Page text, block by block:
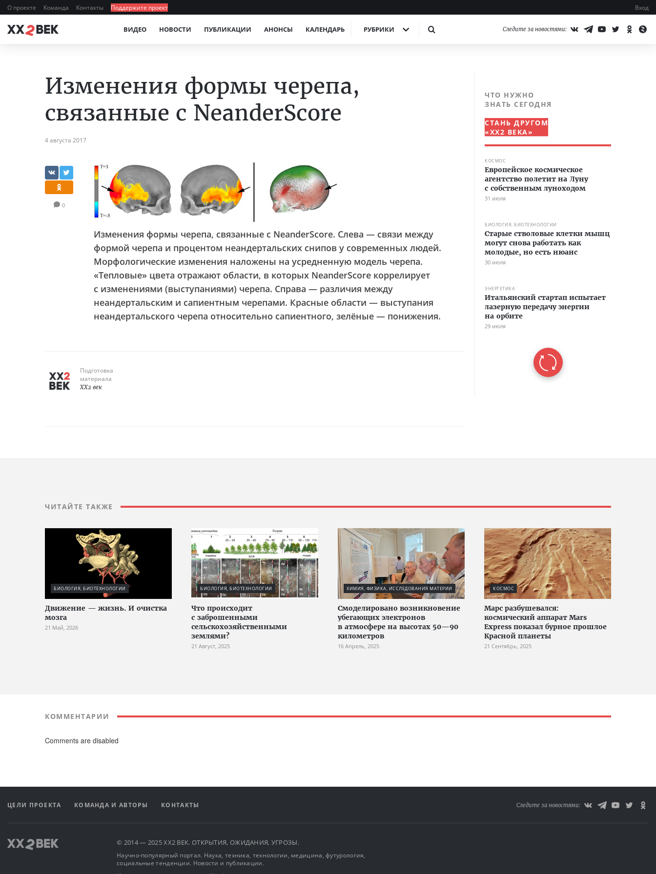
О проекте Команда Контакты Поддержите проект Вход
ВИДЕО НОВОСТИ ПУБЛИКАЦИИ АНОНСЫ КАЛЕНДАРЬ РУБРИКИ Следите за новостями:
Изменения формы черепа,
связанные с NeanderScore
4 августа 2017
0
Изменения формы черепа, связанные с NeanderScore. Слева — связи между
формой черепа и процентом неандертальских снипов у современных людей.
Морфологические изменения наложены на усредненную модель черепа.
«Тепловые» цвета отражают области, в которых NeanderScore коррелирует
с изменениями (выступаниями) черепа. Справа — различия между
неандертальским и сапиентным черепами. Красные области — выступания
неандертальского черепа относительно сапиентного, зелёные — понижения.
Подготовка
материала
XX2 век
ЧТО НУЖНО
ЗНАТЬ СЕГОДНЯ
СТАНЬ ДРУГОМ
«XX2 ВЕКА»
КОСМОС
Европейское космическое
агентство полетит на Луну
с собственным луноходом
31 июля
БИОЛОГИЯ, БИОТЕХНОЛОГИИ
Старые стволовые клетки мышц
могут снова работать как
молодые, но есть нюанс
30 июля
ЭНЕРГЕТИКА
Итальянский стартап испытает
лазерную передачу энергии
на орбите
29 июля
ЧИТАЙТЕ ТАКЖЕ
БИОЛОГИЯ, БИОТЕХНОЛОГИИ
Движение — жизнь. И очистка
мозга
21 Май, 2026
БИОЛОГИЯ, БИОТЕХНОЛОГИИ
Что происходит
с заброшенными
сельскохозяйственными
землями?
21 Август, 2025
ХИМИЯ, ФИЗИКА, ИССЛЕДОВАНИЯ МАТЕРИИ
Смоделировано возникновение
убегающих электронов
в атмосфере на высотах 50—90
километров
16 Апрель, 2025
КОСМОС
Марс разбушевался:
космический аппарат Mars
Express показал бурное прошлое
Красной планеты
21 Сентябрь, 2025
КОММЕНТАРИИ
Comments are disabled
ЦЕЛИ ПРОЕКТА КОМАНДА И АВТОРЫ КОНТАКТЫ Следите за новостями:
© 2014 — 2025 XX2 ВЕК. ОТКРЫТИЯ, ОЖИДАНИЯ, УГРОЗЫ.
Научно-популярный портал. Наука, техника, технологии, медицина, футурология,
социальные тенденции. Новости и публикации.